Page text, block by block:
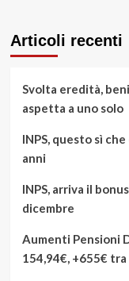
Articoli recenti
Svolta eredità,
aspetta a uno solo
INPS, questo sì
anni
INPS, arriva il
dicembre
Aumenti Pensioni
154,94€, +655€